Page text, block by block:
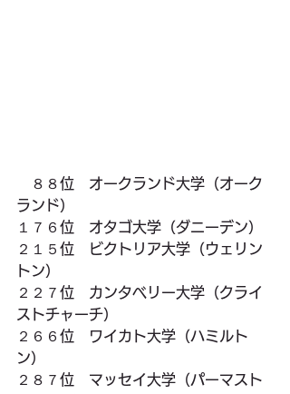
８８位　オークランド大学（オーク
ランド）
１７６位　オタゴ大学（ダニーデン）
２１５位　ビクトリア大学（ウェリン
トン）
２２７位　カンタベリー大学（クライ
ストチャーチ）
２６６位　ワイカト大学（ハミルト
ン）
２８７位　マッセイ大学（パーマスト